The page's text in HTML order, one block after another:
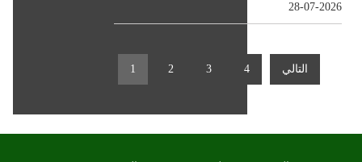
28-07-2026
1 2 3 4 التالي